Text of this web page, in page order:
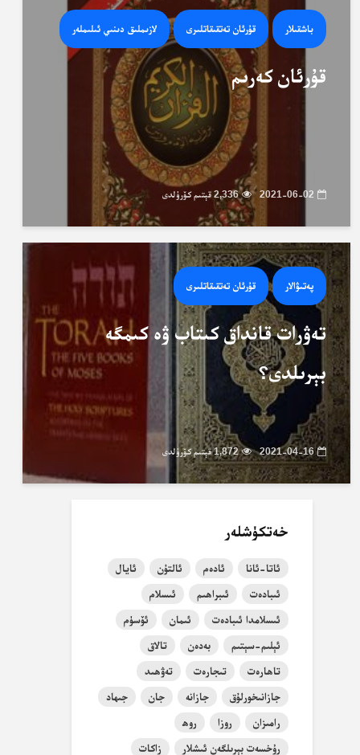
باشقىلار قۇرئان تەتقىقاتلىرى لازىملىق دىنىي ئىلىملەر
قۇرئان كەرىم
2021-06-02 2,336 قېتىم كۆرۈلدى
پەتىۋالار قۇرئان تەتقىقاتلىرى
تەۋرات قانداق كىتاب ۋە كىمگە
بېرىلدى؟
2021-04-16 1,872 قېتىم كۆرۈلدى
خەتكۈشلەر
ئاتا-ئانا ئادەم ئالتۇن
ئايال
ئىبادەت
ئىبراھىم
ئىسلام
ئىسلامدا ئىبادەت
ئىمان
ئۆسۈم
ئېلىم-سېتىم
بەدەن
تالاق
تاھارەت
تىجارەت
تەۋھىد
جازانىخورلۇق
جازانە جان
جىھاد
رامىزان
روزا
روھ
رۇخسەت بېرىلگەن ئىشلار
زاكات